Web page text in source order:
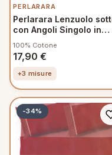
PERLARARA
Perlarara Lenzuolo
con Angoli Singolo in
90x200 cm Bianco
100% Cotone
17,90 €
+3 misure
-34%